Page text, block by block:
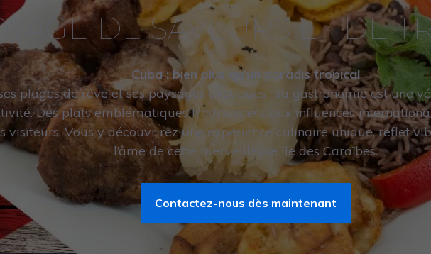
DE SAVEURS ET DE
Cuba : bien plus qu’un paradis tropical
plages de rêve et ses paysages exotiques ; sa gastronomie est une
Des plats emblématiques traditionnels aux influences
visiteurs. Vous y découvrirez une expérience culinaire unique, reflet
l’âme de cette merveilleuse île des Caraïbes.
Contactez-nous dès maintenant